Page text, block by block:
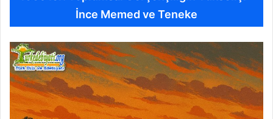
İnce Memed ve Teneke